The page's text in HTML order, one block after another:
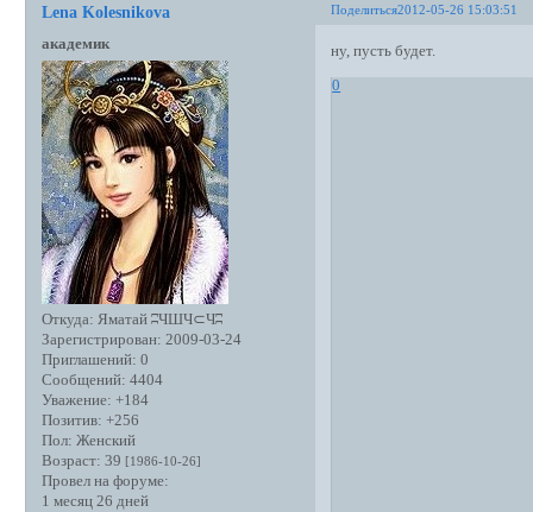
Поделиться2012-05-26 15:03:51
Lena Kolesnikova
академик
Откуда: Яматай ʭЧШЧ⊂Чʭ
Зарегистрирован: 2009-03-24
Приглашений: 0
Сообщений: 4404
Уважение: +184
Позитив: +256
Пол: Женский
Возраст: 39 [1986-10-26]
Провел на форуме:
1 месяц 26 дней
ну, пусть будет.
0